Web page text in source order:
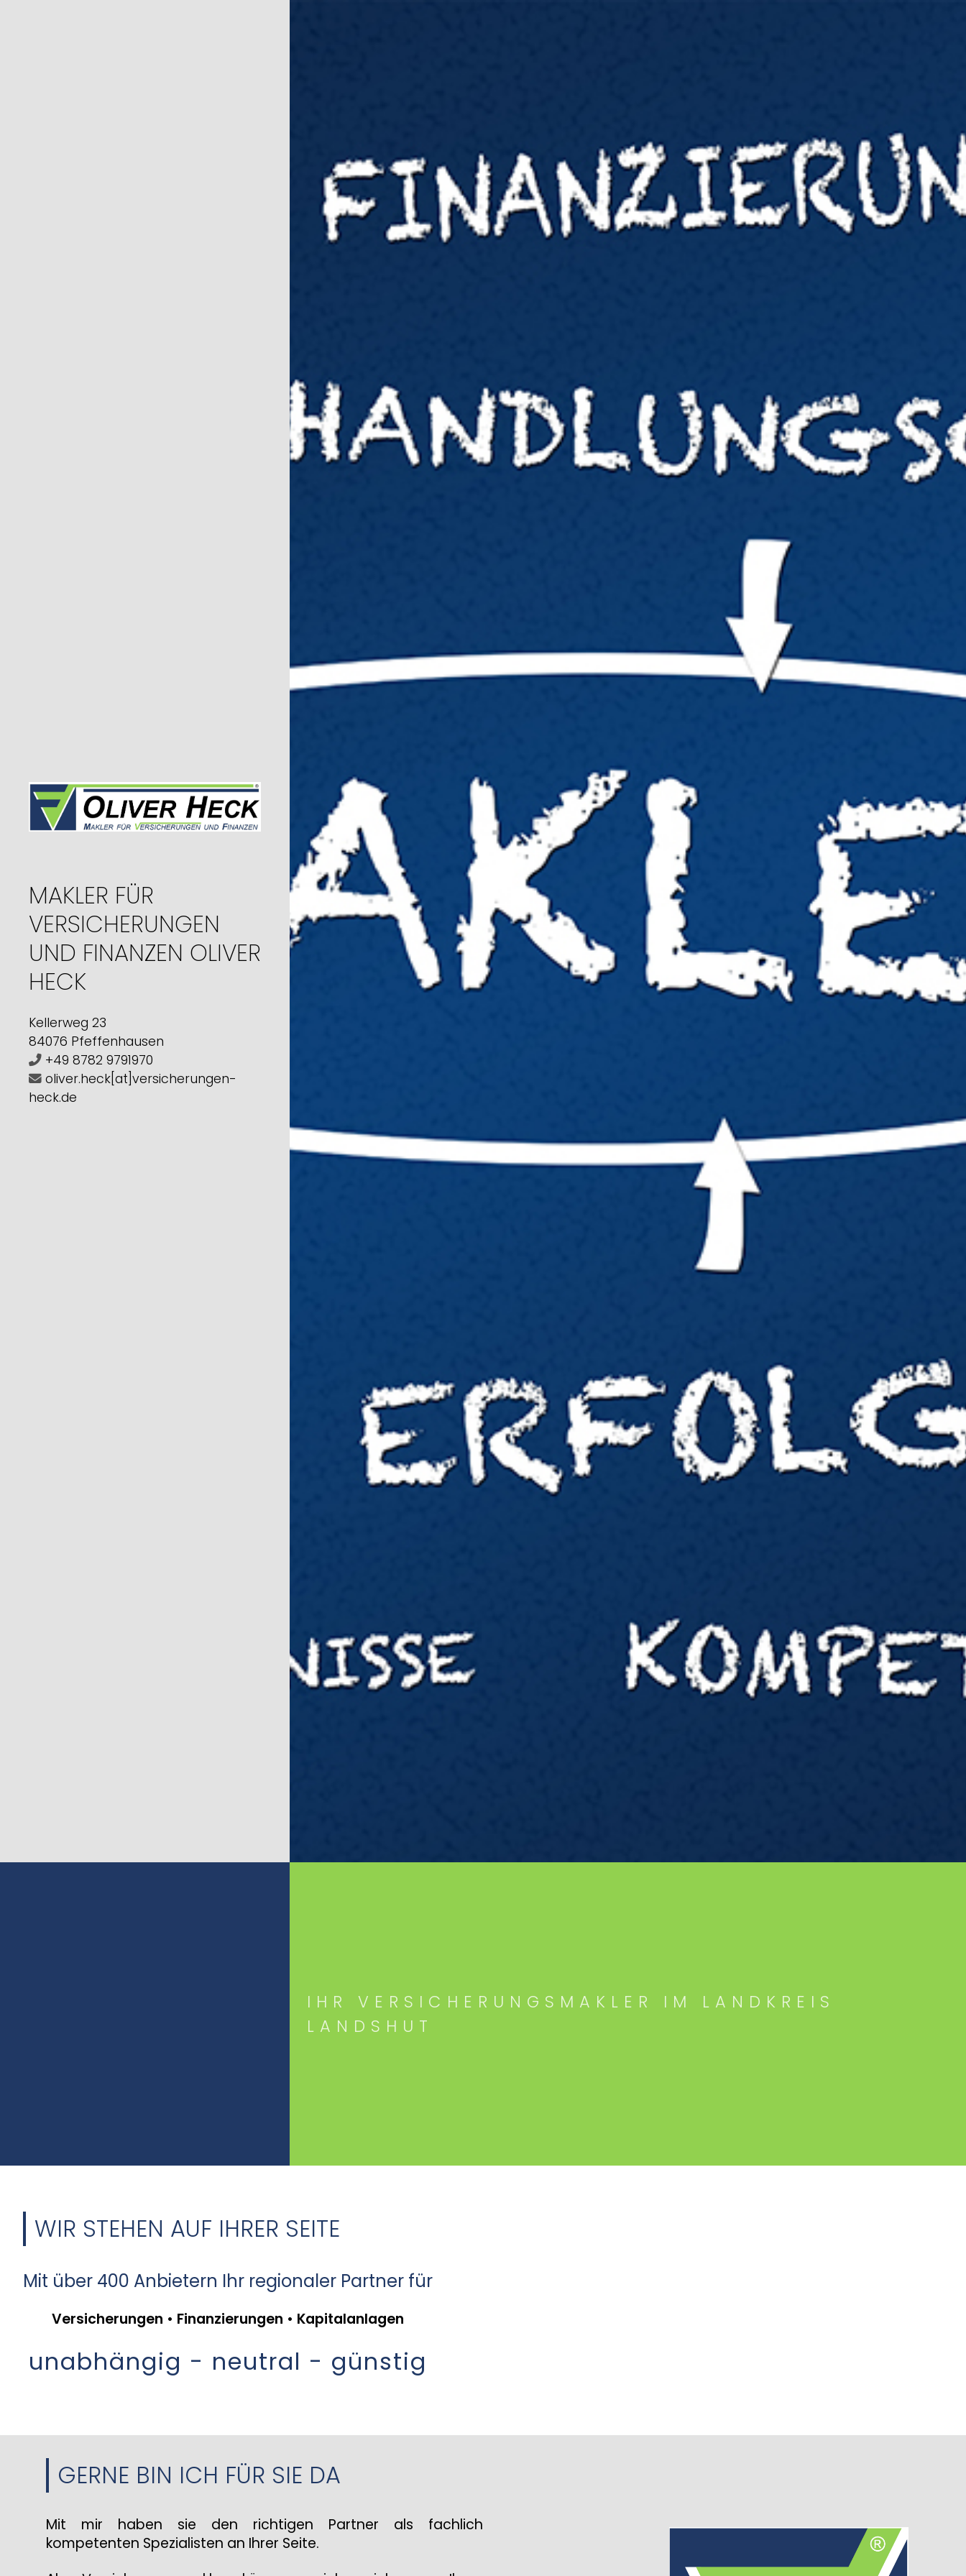
MAKLER FÜR
VERSICHERUNGEN
UND FINANZEN OLIVER
HECK
Kellerweg 23
84076 Pfeffenhausen
+49 8782 9791970
oliver.heck[at]versicherungen-
heck.de
IHR VERSICHERUNGSMAKLER IM LANDKREIS
LANDSHUT
WIR STEHEN AUF IHRER SEITE
Mit über 400 Anbietern Ihr regionaler Partner für
Versicherungen • Finanzierungen • Kapitalanlagen
unabhängig - neutral - günstig
GERNE BIN ICH FÜR SIE DA
Mit mir haben sie den richtigen Partner als fachlich
kompetenten Spezialisten an Ihrer Seite.